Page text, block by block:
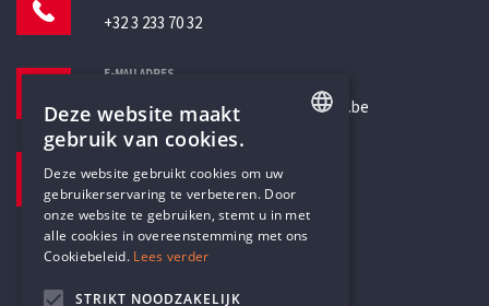
+32 3 233 70 32
E-MAILADRES
secretariaat@humanistischverbond.be
Pottenbrug 4
Antwerpen, 2000
DUTCH
Deze website maakt
gebruik van cookies.
Deze website gebruikt cookies om uw
gebruikerservaring te verbeteren. Door
onze website te gebruiken, stemt u in met
alle cookies in overeenstemming met ons
Cookiebeleid. Lees verder
STRIKT NOODZAKELIJK